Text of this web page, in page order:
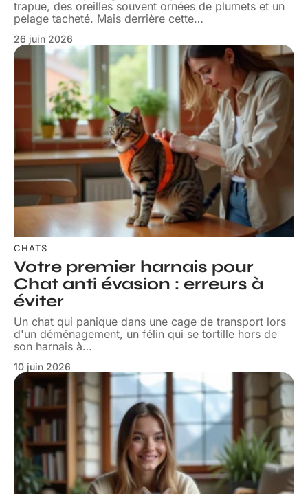
trapue, des oreilles souvent ornées de plumets et un
pelage tacheté. Mais derrière cette…
26 juin 2026
CHATS
Votre premier harnais pour
Chat anti évasion : erreurs à
éviter
Un chat qui panique dans une cage de transport lors
d'un déménagement, un félin qui se tortille hors de
son harnais à…
10 juin 2026